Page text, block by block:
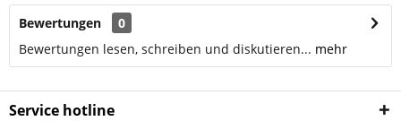
Bewertungen
0
Bewertungen lesen, schreiben und diskutieren... mehr
Service hotline